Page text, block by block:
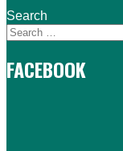
Search
FACEBOOK